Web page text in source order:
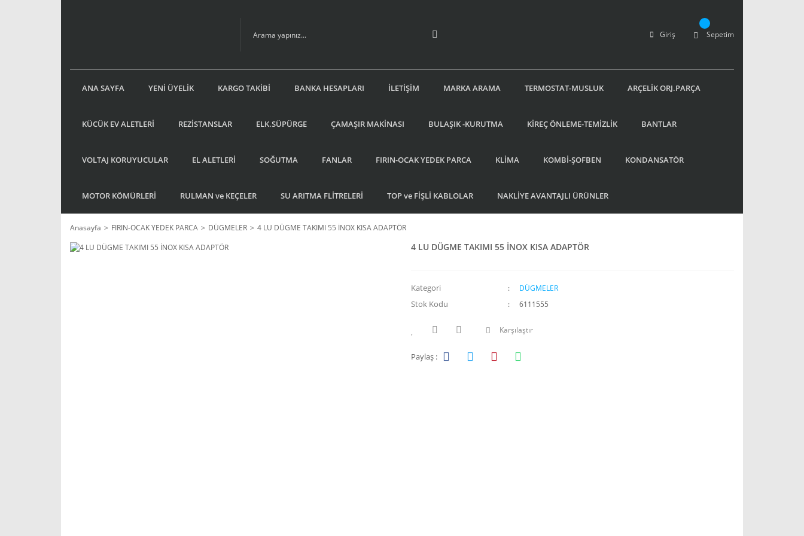
Giriş Sepetim
ANA SAYFA YENİ ÜYELİK KARGO TAKİBİ BANKA HESAPLARI İLETİŞİM MARKA ARAMA TERMOSTAT-MUSLUK ARÇELİK ORJ.PARÇA
KÜCÜK EV ALETLERİ REZİSTANSLAR ELK.SÜPÜRGE ÇAMAŞIR MAKİNASI BULAŞIK -KURUTMA KİREÇ ÖNLEME-TEMİZLİK BANTLAR
VOLTAJ KORUYUCULAR EL ALETLERİ SOĞUTMA FANLAR FIRIN-OCAK YEDEK PARCA KLİMA KOMBİ-ŞOFBEN KONDANSATÖR
MOTOR KÖMÜRLERİ RULMAN ve KEÇELER SU ARITMA FLİTRELERİ TOP ve FİŞLİ KABLOLAR NAKLİYE AVANTAJLI ÜRÜNLER
Anasayfa FIRIN-OCAK YEDEK PARCA DÜGMELER 4 LU DÜGME TAKIMI 55 İNOX KISA ADAPTÖR
4 LU DÜGME TAKIMI 55 İNOX KISA ADAPTÖR
Kategori DÜGMELER
Stok Kodu 6111555
Karşılaştır
Paylaş :